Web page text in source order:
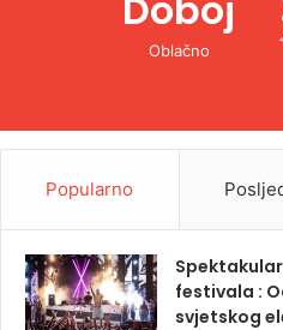
Oblačno
Popularno
festivala :
svjetskog